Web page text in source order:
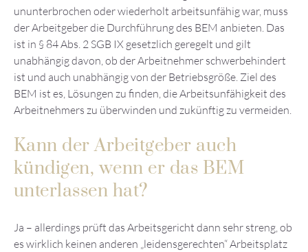
ununterbrochen oder wiederholt arbeitsunfähig war, muss
der Arbeitgeber die Durchführung des BEM anbieten. Das
ist in § 84 Abs. 2 SGB IX gesetzlich geregelt und gilt
unabhängig davon, ob der Arbeitnehmer schwerbehindert
ist und auch unabhängig von der Betriebsgröße. Ziel des
BEM ist es, Lösungen zu finden, die Arbeitsunfähigkeit des
Arbeitnehmers zu überwinden und zukünftig zu vermeiden.
Kann der Arbeitgeber auch
kündigen, wenn er das BEM
unterlassen hat?
Ja – allerdings prüft das Arbeitsgericht dann sehr streng, ob
es wirklich keinen anderen „leidensgerechten“ Arbeitsplatz